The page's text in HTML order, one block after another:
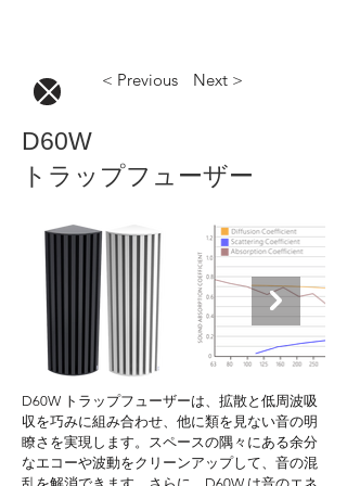
< Previous Next >
D60W
トラップフューザー
D60W トラップフューザーは、拡散と低周波吸
収を巧みに組み合わせ、他に類を見ない音の明
瞭さを実現します。スペースの隅々にある余分
なエコーや波動をクリーンアップして、音の混